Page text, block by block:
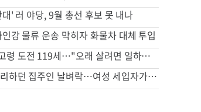
' 러 야당, 9월 총선 후보 못 내나
강 물류 운송 막히자 화물차 대체 투입
세계최고령 도전 119세…"오래 살려면 일하고 건강하게 먹어라"
변기 수리하던 집주인 날벼락…여성 세입자가 흉기로 찔렀다